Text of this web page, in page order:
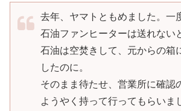
去年、ヤマトともめました。一
石油ファンヒーターは送れない
石油は空焚きして、元からの箱
したのに。
そのまま待たせ、営業所に確認
ようやく持って行ってもらいま